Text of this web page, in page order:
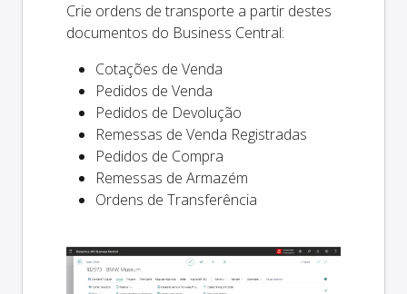
Crie ordens de transporte a partir destes
documentos do Business Central:
Cotações de Venda
Pedidos de Venda
Pedidos de Devolução
Remessas de Venda Registradas
Pedidos de Compra
Remessas de Armazém
Ordens de Transferência